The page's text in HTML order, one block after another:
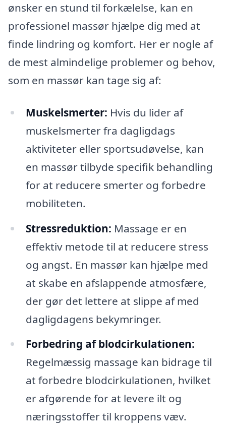
ønsker en stund til forkælelse, kan en
professionel massør hjælpe dig med at
finde lindring og komfort. Her er nogle af
de mest almindelige problemer og behov,
som en massør kan tage sig af:
Muskelsmerter: Hvis du lider af
muskelsmerter fra dagligdags
aktiviteter eller sportsudøvelse, kan
en massør tilbyde specifik behandling
for at reducere smerter og forbedre
mobiliteten.
Stressreduktion: Massage er en
effektiv metode til at reducere stress
og angst. En massør kan hjælpe med
at skabe en afslappende atmosfære,
der gør det lettere at slippe af med
dagligdagens bekymringer.
Forbedring af blodcirkulationen:
Regelmæssig massage kan bidrage til
at forbedre blodcirkulationen, hvilket
er afgørende for at levere ilt og
næringsstoffer til kroppens væv.